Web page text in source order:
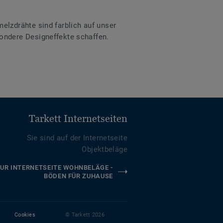
sind farblich auf unser
Designeffekte schaffen.
Tarkett Internetseiten
Sie sind auf der Internetseite
Objektbeläge
INTERNETSEITE WOHNBELÄGE -
BÖDEN FÜR ZUHAUSE
Cookies © Tarkett 2026